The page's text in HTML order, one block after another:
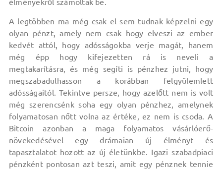
élményekről számoltak be.
A legtöbben ma még csak el sem tudnak képzelni egy
olyan pénzt, amely nem csak hogy elveszi az ember
kedvét attól, hogy adósságokba verje magát, hanem
még épp hogy kifejezetten rá is neveli a
megtakarításra, és még segíti is pénzhez jutni, hogy
megszabadulhasson a korábban felgyülemlett
adósságaitól. Tekintve persze, hogy azelőtt nem is volt
még szerencsénk soha egy olyan pénzhez, amelynek
folyamatosan nőtt volna az értéke, ez nem is csoda. A
Bitcoin azonban a maga folyamatos vásárlóerő-
növekedésével egy drámaian új élményt és
tapasztalatot hozott az új életünkbe. Igazi szabadpiaci
pénzként pontosan azt teszi, amit egy pénznek tennie